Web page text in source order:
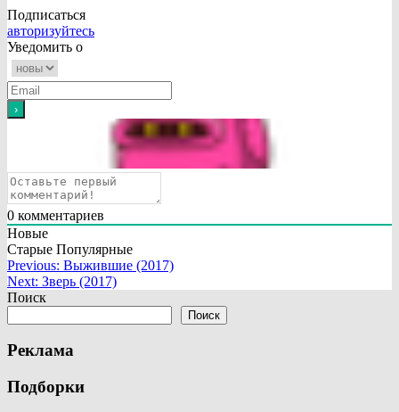
Подписаться
авторизуйтесь
Уведомить о
0 комментариев
Новые
Старые Популярные
Навигация
по
Previous: Выжившие (2017)
Next: Зверь (2017)
Поиск
Поиск
Реклама
Подборки